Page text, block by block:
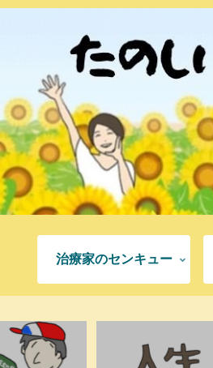
治療家のセンキュー